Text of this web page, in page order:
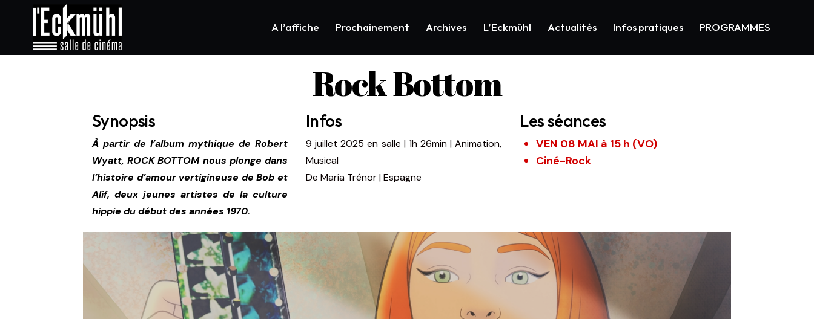
A l’affiche Prochainement Archives L’Eckmühl Actualités Infos pratiques PROGRAMMES
Rock Bottom
Synopsis
À partir de l’album mythique de Robert
Wyatt, ROCK BOTTOM nous plonge dans
l’histoire d’amour vertigineuse de Bob et
Alif, deux jeunes artistes de la culture
hippie du début des années 1970.
Infos
9 juillet 2025en salle |1h 26min| Animation,
Musical
De María Trénor | Espagne
Les séances
VEN 08 MAI à 15 h (VO)
Ciné-Rock